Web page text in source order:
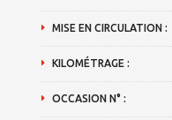
MISE EN CIRCULATION :
KILOMÉTRAGE :
OCCASION N° :